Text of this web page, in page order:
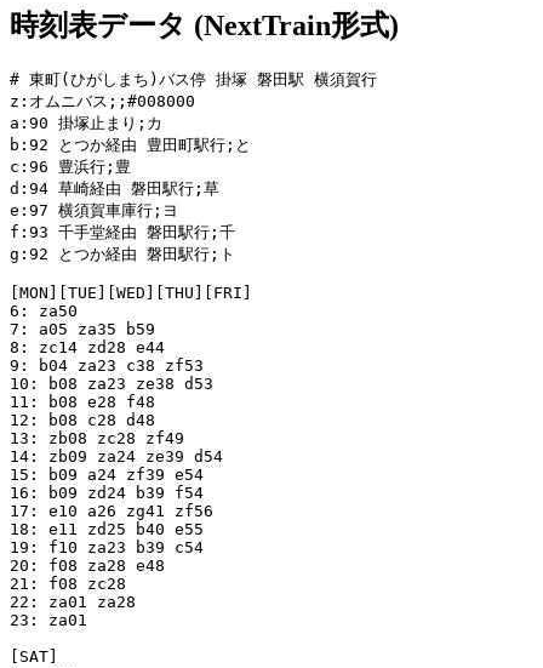
時刻表データ (NextTrain形式)
# 東町(ひがしまち)バス停 掛塚 磐田駅 横須賀行
z:オムニバス;;#008000
a:90 掛塚止まり;カ
b:92 とつか経由 豊田町駅行;と
c:96 豊浜行;豊
d:94 草崎経由 磐田駅行;草
e:97 横須賀車庫行;ヨ
f:93 千手堂経由 磐田駅行;千
g:92 とつか経由 磐田駅行;ト
[MON][TUE][WED][THU][FRI]
6: za50
7: a05 za35 b59
8: zc14 zd28 e44
9: b04 za23 c38 zf53
10: b08 za23 ze38 d53
11: b08 e28 f48
12: b08 c28 d48
13: zb08 zc28 zf49
14: zb09 za24 ze39 d54
15: b09 a24 zf39 e54
16: b09 zd24 b39 f54
17: e10 a26 zg41 zf56
18: e11 zd25 b40 e55
19: f10 za23 b39 c54
20: f08 za28 e48
21: f08 zc28
22: za01 za28
23: za01
[SAT]